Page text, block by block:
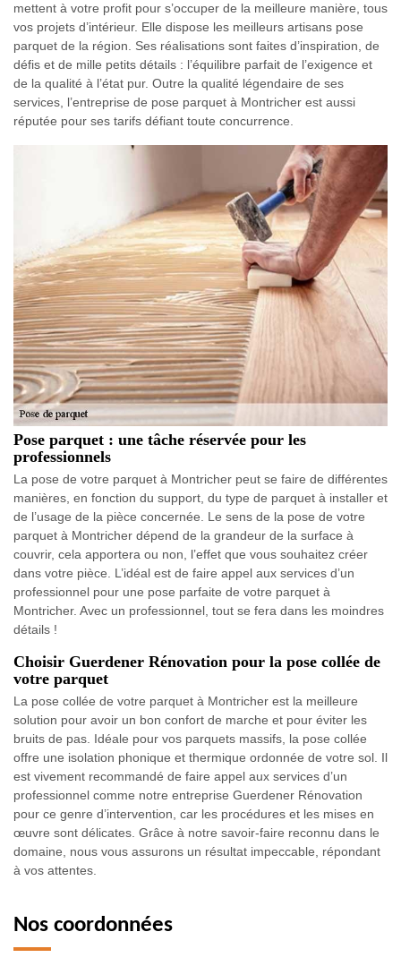
mettent à votre profit pour s’occuper de la meilleure manière, tous
vos projets d’intérieur. Elle dispose les meilleurs artisans pose
parquet de la région. Ses réalisations sont faites d’inspiration, de
défis et de mille petits détails : l’équilibre parfait de l’exigence et
de la qualité à l’état pur. Outre la qualité légendaire de ses
services, l’entreprise de pose parquet à Montricher est aussi
réputée pour ses tarifs défiant toute concurrence.
Pose parquet : une tâche réservée pour les
professionnels
La pose de votre parquet à Montricher peut se faire de différentes
manières, en fonction du support, du type de parquet à installer et
de l’usage de la pièce concernée. Le sens de la pose de votre
parquet à Montricher dépend de la grandeur de la surface à
couvrir, cela apportera ou non, l’effet que vous souhaitez créer
dans votre pièce. L’idéal est de faire appel aux services d’un
professionnel pour une pose parfaite de votre parquet à
Montricher. Avec un professionnel, tout se fera dans les moindres
détails !
Choisir Guerdener Rénovation pour la pose collée de
votre parquet
La pose collée de votre parquet à Montricher est la meilleure
solution pour avoir un bon confort de marche et pour éviter les
bruits de pas. Idéale pour vos parquets massifs, la pose collée
offre une isolation phonique et thermique ordonnée de votre sol. Il
est vivement recommandé de faire appel aux services d’un
professionnel comme notre entreprise Guerdener Rénovation
pour ce genre d’intervention, car les procédures et les mises en
œuvre sont délicates. Grâce à notre savoir-faire reconnu dans le
domaine, nous vous assurons un résultat impeccable, répondant
à vos attentes.
Nos coordonnées